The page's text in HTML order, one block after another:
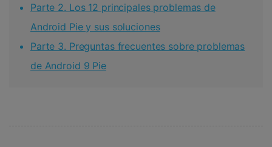
Parte 2. Los 12 principales problemas de
Android Pie y sus soluciones
Parte 3. Preguntas frecuentes sobre problemas
de Android 9 Pie